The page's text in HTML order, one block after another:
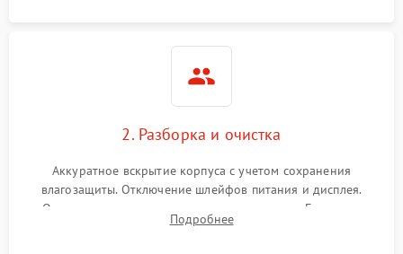
2. Разборка и очистка
Аккуратное вскрытие корпуса с учетом сохранения
влагозащиты. Отключение шлейфов питания и дисплея.
Очистка внутренних плат от окислов и пыли. Бережная
обработка германиевого объектива специализированными
Подробнее